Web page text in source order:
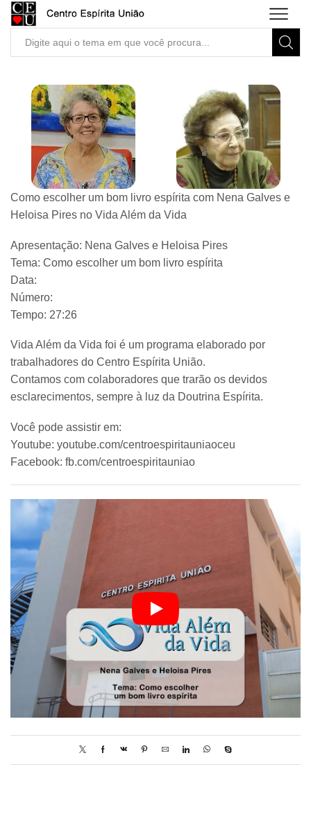
Search
Como escolher um bom livro espírita com Nena Galves e
Heloisa Pires no Vida Além da Vida
Apresentação: Nena Galves e Heloisa Pires
Tema: Como escolher um bom livro espírita
Data:
Número:
Tempo: 27:26
Vida Além da Vida foi é um programa elaborado por
trabalhadores do Centro Espírita União.
Contamos com colaboradores que trarão os devidos
esclarecimentos, sempre à luz da Doutrina Espírita.
Você pode assistir em:
Youtube: youtube.com/centroespiritauniaoceu
Facebook: fb.com/centroespiritauniao